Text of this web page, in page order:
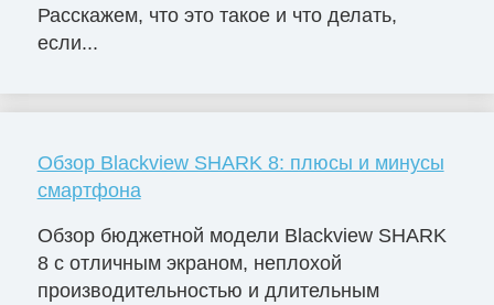
Расскажем, что это такое и что делать,
если...
Обзор Blackview SHARK 8: плюсы и минусы
смартфона
Обзор бюджетной модели Blackview SHARK
8 с отличным экраном, неплохой
производительностью и длительным